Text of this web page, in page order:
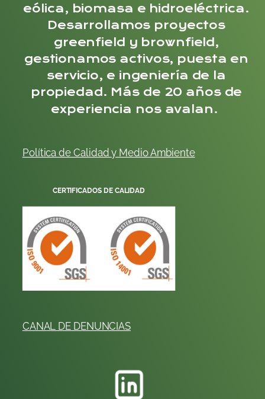
eólica, biomasa e hidroeléctrica.
Desarrollamos proyectos
greenfield y brownfield,
gestionamos activos, puesta en
servicio, e ingeniería de la
propiedad. Más de 20 años de
experiencia nos avalan.
Política de Calidad y MedioAmbiente
CERTIFICADOS DE CALIDAD
CANAL DE DENUNCIAS